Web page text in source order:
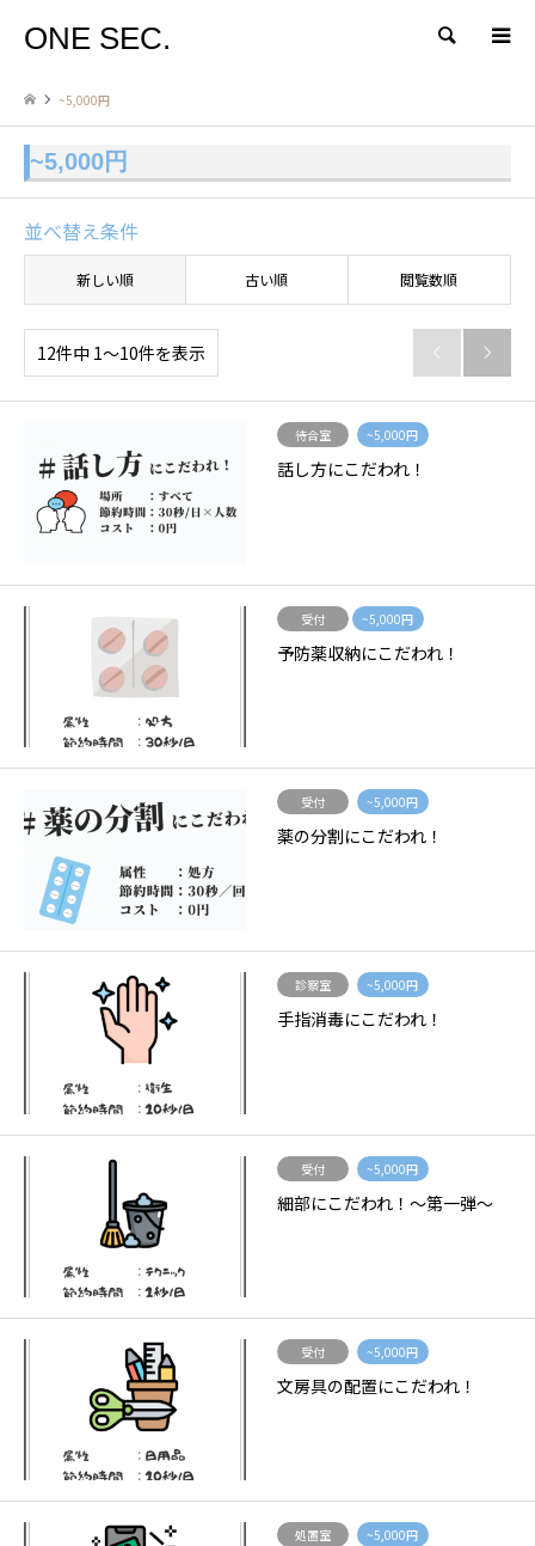
ONE SEC. 検索
~5,000円
~5,000円
並べ替え条件
新しい順 古い順 閲覧数順
12件中 1〜10件を表示  
待合室 ~5,000円
話し方にこだわれ！
受付 ~5,000円
予防薬収納にこだわれ！
受付 ~5,000円
薬の分割にこだわれ！
診察室 ~5,000円
手指消毒にこだわれ！
受付 ~5,000円
細部にこだわれ！〜第一弾〜
受付 ~5,000円
文房具の配置にこだわれ！
処置室 ~5,000円